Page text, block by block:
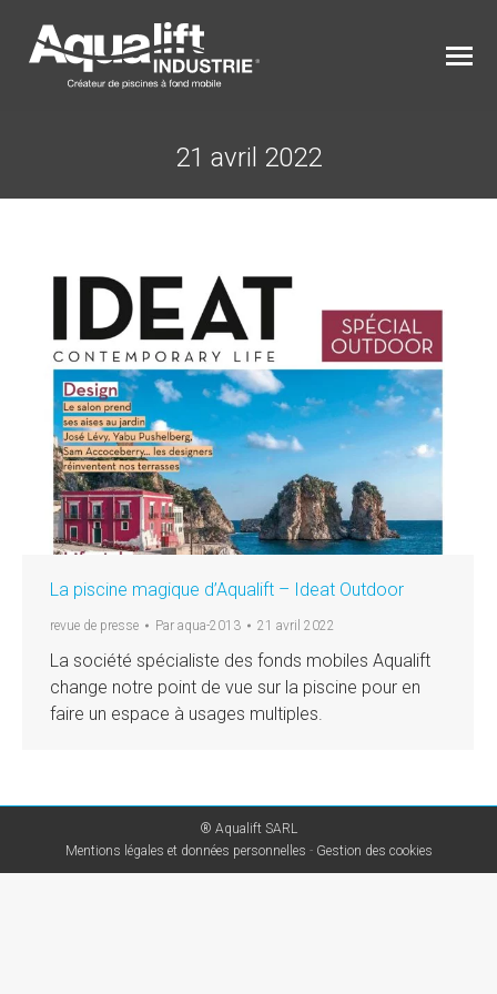
21 avril 2022
La piscine magique d’Aqualift – Ideat Outdoor
revue de presse Par aqua-2013 21 avril 2022
La société spécialiste des fonds mobiles Aqualift
change notre point de vue sur la piscine pour en
faire un espace à usages multiples.
® Aqualift SARL
Mentions légales et données personnelles - Gestion des cookies